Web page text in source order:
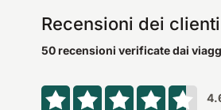
Recensioni dei
50 recensioni verificate dai